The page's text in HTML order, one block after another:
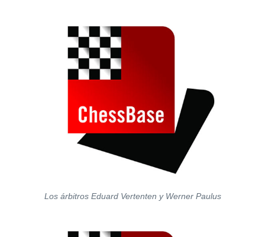
Los árbitros Eduard Vertenten y Werner Paulus